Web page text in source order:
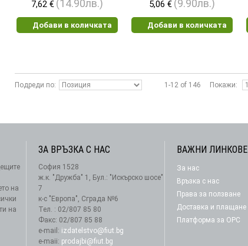
7,62 € (14.90лв.)
Добави в количката
5,06 € (9.90лв.)
Добави в количката
Подреди по 1-12 of 146 Покажи
АБОНАМЕНТ
на
на
ЗА ВРЪЗКА С НАС
София 1528
ж.к. "Дружба" 1, Бул.: "Искърско шосе"
7
к-с "Европа", Сграда №6
Тел. : 02/807 85 80
Факс: 02/807 85 88
e-mail: izdatelstvo@fiut.bg
e-maii: prodajbi@fiut.bg
ВАЖНИ ЛИНКОВЕ
За нас
Връзка с нас
Права за ползване
Доставка и плащане
Платформа за ОРС